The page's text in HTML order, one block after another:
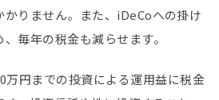
りません。また、iDeCoへの掛け
毎年の税金も減らせます。
万円までの投資による運用益に税金